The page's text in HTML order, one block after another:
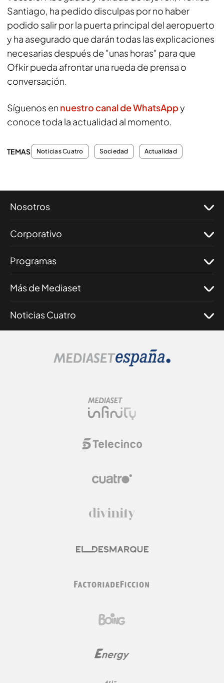
Santiago, ha pedido disculpas por no haber
podido salir por la puerta principal del aeropuerto
y ha asegurado que darán todas las explicaciones
necesarias después de "unas horas" para que
Ofkir pueda afrontar una rueda de prensa o
conversación.
Síguenos en nuestro canal de WhatsAppy
conoce toda la actualidad al momento.
TEMAS Noticias Cuatro Sociedad Actualidad
Nosotros
Corporativo
Programas
Más de Mediaset
Noticias Cuatro